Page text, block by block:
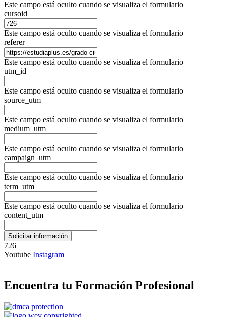
Este campo está oculto cuando se visualiza el formulario
cursoid
Este campo está oculto cuando se visualiza el formulario
referer
Este campo está oculto cuando se visualiza el formulario
utm_id
Este campo está oculto cuando se visualiza el formulario
source_utm
Este campo está oculto cuando se visualiza el formulario
medium_utm
Este campo está oculto cuando se visualiza el formulario
campaign_utm
Este campo está oculto cuando se visualiza el formulario
term_utm
Este campo está oculto cuando se visualiza el formulario
content_utm
726
Youtube Instagram
Encuentra tu Formación Profesional